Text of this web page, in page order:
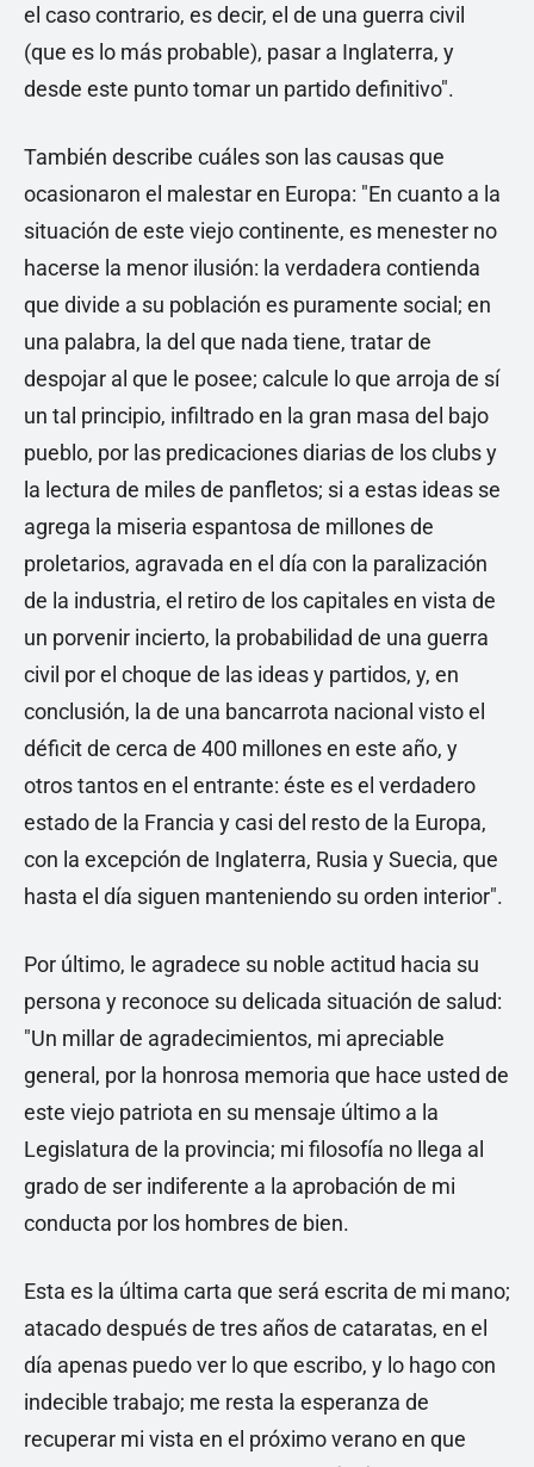
el caso contrario, es decir, el de una guerra civil
(que es lo más probable), pasar a Inglaterra, y
desde este punto tomar un partido definitivo".
También describe cuáles son las causas que
ocasionaron el malestar en Europa: "En cuanto a la
situación de este viejo continente, es menester no
hacerse la menor ilusión: la verdadera contienda
que divide a su población es puramente social; en
una palabra, la del que nada tiene, tratar de
despojar al que le posee; calcule lo que arroja de sí
un tal principio, infiltrado en la gran masa del bajo
pueblo, por las predicaciones diarias de los clubs y
la lectura de miles de panfletos; si a estas ideas se
agrega la miseria espantosa de millones de
proletarios, agravada en el día con la paralización
de la industria, el retiro de los capitales en vista de
un porvenir incierto, la probabilidad de una guerra
civil por el choque de las ideas y partidos, y, en
conclusión, la de una bancarrota nacional visto el
déficit de cerca de 400 millones en este año, y
otros tantos en el entrante: éste es el verdadero
estado de la Francia y casi del resto de la Europa,
con la excepción de Inglaterra, Rusia y Suecia, que
hasta el día siguen manteniendo su orden interior".
Por último, le agradece su noble actitud hacia su
persona y reconoce su delicada situación de salud:
"Un millar de agradecimientos, mi apreciable
general, por la honrosa memoria que hace usted de
este viejo patriota en su mensaje último a la
Legislatura de la provincia; mi filosofía no llega al
grado de ser indiferente a la aprobación de mi
conducta por los hombres de bien.
Esta es la última carta que será escrita de mi mano;
atacado después de tres años de cataratas, en el
día apenas puedo ver lo que escribo, y lo hago con
indecible trabajo; me resta la esperanza de
recuperar mi vista en el próximo verano en que